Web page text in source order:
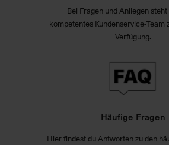
Bei Fragen und Anliegen
kompetentes Kundenservice-Team
Verfügung.
Häufige Fragen
Hier findest du Antworten zu den